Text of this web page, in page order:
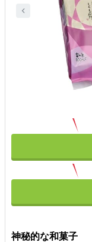
神秘的な和菓子